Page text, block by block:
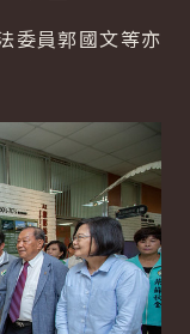
委員郭國文等亦